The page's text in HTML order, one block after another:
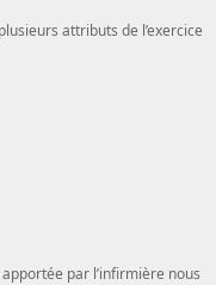
attributs de l’exercice
par l’infirmière nous